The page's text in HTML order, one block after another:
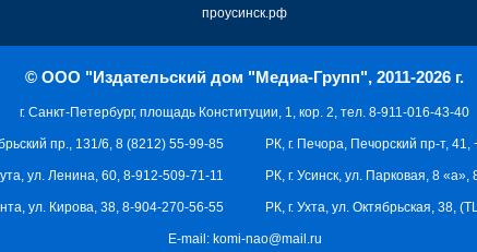
проусинск.рф
© ООО "Издательский дом "Медиа-Групп", 2011-2026 г.
г. Санкт-Петербург, площадь Конституции, 1, кор. 2, тел. 8-911-016-43-40
РК, г. Печора, Печорский пр-т,
РК, г. Усинск, ул. Парковая, 8
РК, г. Ухта, ул. Октябрьская, 38,
пр., 131/6, 8 (8212) 55-99-85
ул. Ленина, 60, 8-912-509-71-11
ул. Кирова, 38, 8-904-270-56-55
E-mail: komi-nao@mail.ru